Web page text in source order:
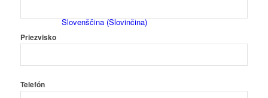
Slovenščina(Slovinčina)
Priezvisko
Telefón